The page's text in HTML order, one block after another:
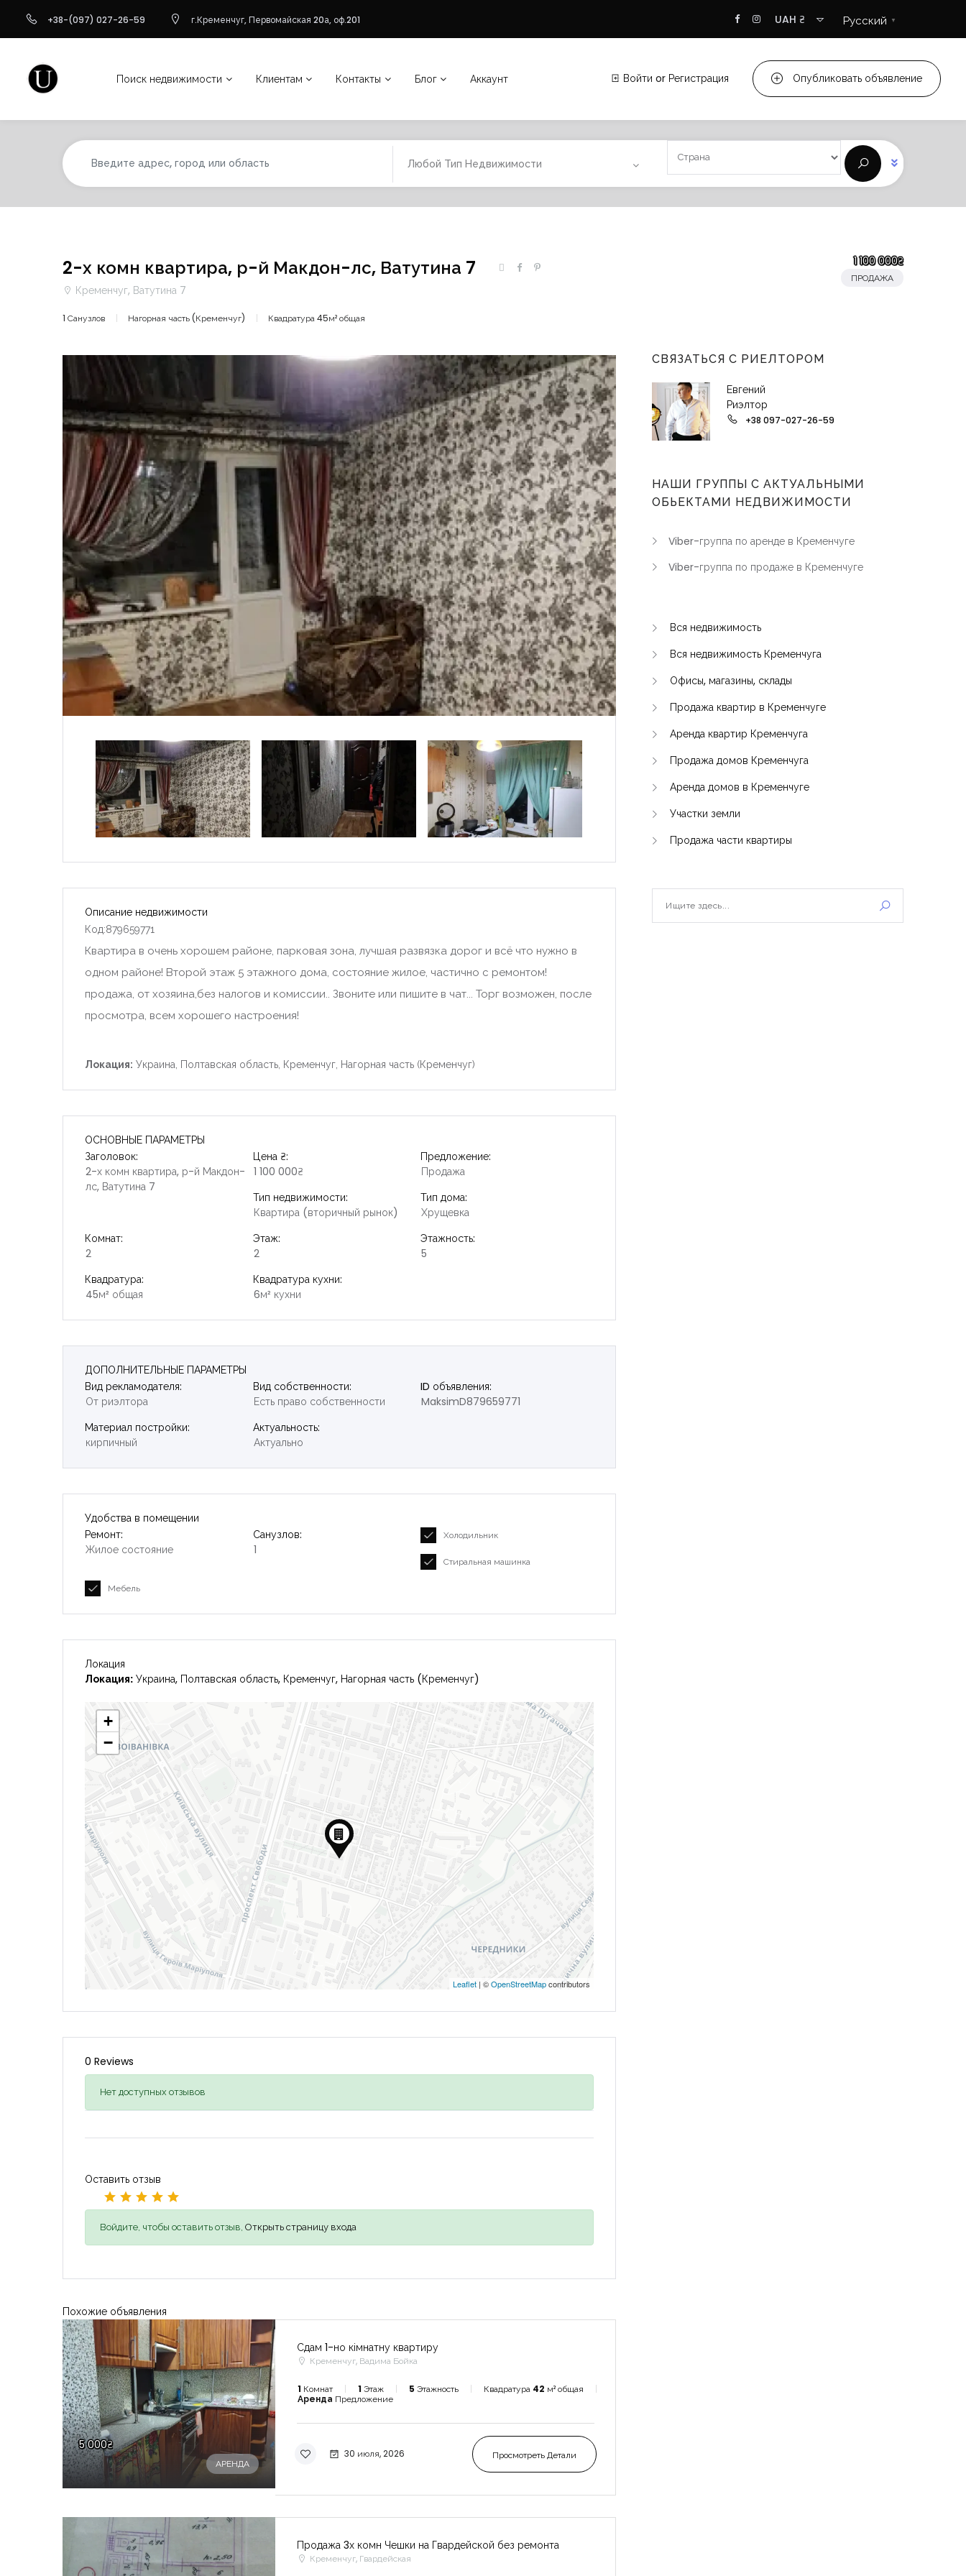
+38-(097) 027-26-59 г.Кременчуг, Первомайская 20а, оф.201 UAH ₴ Русский ▼
Поиск недвижимости Клиентам Контакты Блог Аккаунт Войти or Регистрация Опубликовать объявление
Любой Тип Недвижимости
2-х комн квартира, р-й Макдон-лс, Ватутина 7
Кременчуг, Ватутина 7
1 Санузлов Нагорная часть (Кременчуг) Квадратура 45м² общая
1 100 000₴
ПРОДАЖА
Описание недвижимости
Код:879659771
Квартира в очень хорошем районе, парковая зона, лучшая развязка дорог и всё что нужно в
одном районе! Второй этаж 5 этажного дома, состояние жилое, частично с ремонтом!
продажа, от хозяина,без налогов и комиссии.. Звоните или пишите в чат... Торг возможен, после
просмотра, всем хорошего настроения!
Локация: Украина, Полтавская область, Кременчуг, Нагорная часть (Кременчуг)
ОСНОВНЫЕ ПАРАМЕТРЫ
Заголовок:
2-х комн квартира, р-й Макдон-
лс, Ватутина 7
Цена ₴:
1 100 000₴
Предложение:
Продажа
Тип недвижимости:
Квартира (вторичный рынок)
Тип дома:
Хрущевка
Комнат:
2
Этаж:
2
Этажность:
5
Квадратура:
45м² общая
Квадратура кухни:
6м² кухни
ДОПОЛНИТЕЛЬНЫЕ ПАРАМЕТРЫ
Вид рекламодателя:
От риэлтора
Вид собственности:
Есть право собственности
ID объявления:
MaksimD879659771
Материал постройки:
кирпичный
Актуальность:
Актуально
Удобства в помещении
Ремонт:
Жилое состояние
Санузлов:
1
Холодильник
Стиральная машинка
Мебель
Локация
Локация: Украина, Полтавская область, Кременчуг, Нагорная часть (Кременчуг)
+
−
Leaflet | ©OpenStreetMapcontributors
0 Reviews
Нет доступных отзывов
Оставить отзыв
Войдите, чтобы оставить отзыв, Открыть страницу входа
Похожие объявления
5 000₴
АРЕНДА
Сдам 1-но кімнатну квартиру
Кременчуг, Вадима Бойка
1 Комнат 1 Этаж 5 Этажность Квадратура 42 м² общая
Аренда Предложение
30 июля, 2026 Просмотреть Детали
Продажа 3х комн Чешки на Гвардейской без ремонта
Кременчуг, Гвардейская
СВЯЗАТЬСЯ С РИЕЛТОРОМ
Евгений
Риэлтор
+38 097-027-26-59
НАШИ ГРУППЫ С АКТУАЛЬНЫМИ
ОБЬЕКТАМИ НЕДВИЖИМОСТИ
Viber-группа по аренде в Кременчуге
Viber-группа по продаже в Кременчуге
Вся недвижимость
Вся недвижимость Кременчуга
Офисы, магазины, склады
Продажа квартир в Кременчуге
Аренда квартир Кременчуга
Продажа домов Кременчуга
Аренда домов в Кременчуге
Участки земли
Продажа части квартиры
Запомнить Forgot Password?
Войти